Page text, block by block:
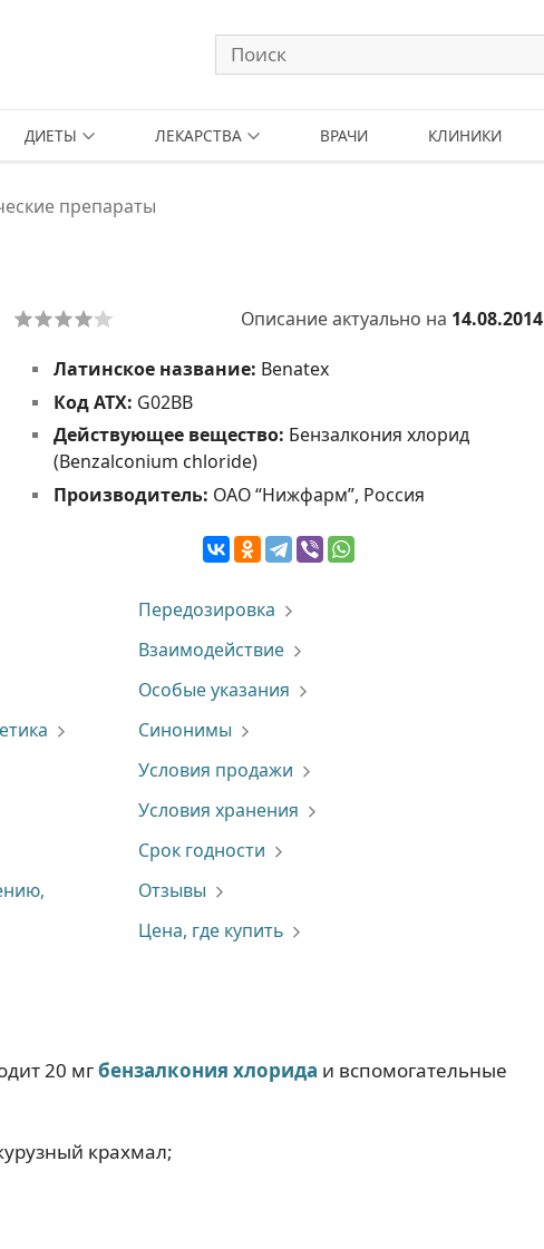
ДИЕТЫ ЛЕКАРСТВА ВРАЧИ КЛИНИКИ
препараты
Описание актуально на 14.08.2014
Латинское название: Benatex
Код АТХ: G02BB
Действующее вещество: Бензалкония хлорид
(Benzalconium chloride)
Производитель: ОАО “Нижфарм”, Россия
Передозировка
Взаимодействие
Особые указания
Синонимы
Условия продажи
Условия хранения
Срок годности
Отзывы
Цена, где купить
20 мгбензалкония хлорида и вспомогательные
крахмал;